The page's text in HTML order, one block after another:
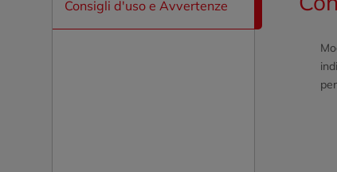
Consigli d'uso e Avvertenze